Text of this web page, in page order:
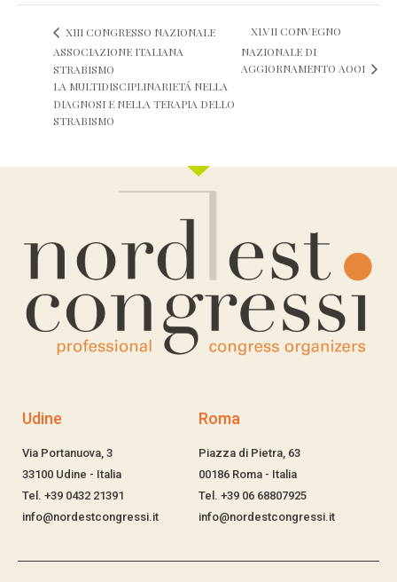
XIII CONGRESSO NAZIONALE
ASSOCIAZIONE ITALIANA
STRABISMO
LA MULTIDISCIPLINARIETÁ NELLA
DIAGNOSI E NELLA TERAPIA DELLO
STRABISMO
XLVII CONVEGNO
NAZIONALE DI
AGGIORNAMENTO AOOI
Udine
Via Portanuova, 3
33100 Udine - Italia
Tel. +39 0432 21391
info@nordestcongressi.it
Roma
Piazza di Pietra, 63
00186 Roma - Italia
Tel. +39 06 68807925
info@nordestcongressi.it